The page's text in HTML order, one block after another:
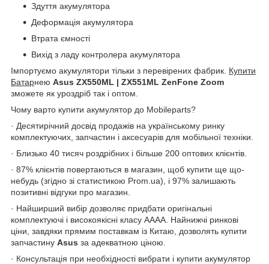
Здуття акумулятора
Деформація акумулятора
Втрата ємності
Вихід з ладу контролера акумулятора
Імпортуємо акумулятори тільки з перевірених фабрик. Купити
Батарнею Asus ZX550ML | ZX551ML ZenFone Zoom
зможете як уроздріб так і оптом.
Чому варто купити акумулятор до Mobileparts?
· Десятирічний досвід продажів на українському ринку
комплектуючих, запчастин і аксесуарів для мобільної техніки.
· Близько 40 тисяч роздрібних і більше 200 оптових клієнтів.
· 87% клієнтів повертаються в магазин, щоб купити ще що-
небудь (згідно зі статистикою Prom.ua), і 97% залишають
позитивні відгуки про магазин.
· Найширший вибір дозволяє придбати оригінальні
комплектуючі і високоякісні класу АААА. Найнижчі ринкові
ціни, завдяки прямим поставкам із Китаю, дозволять купити
запчастину Asus за адекватною ціною.
· Консультація при необхідності вибрати і купити акумулятор